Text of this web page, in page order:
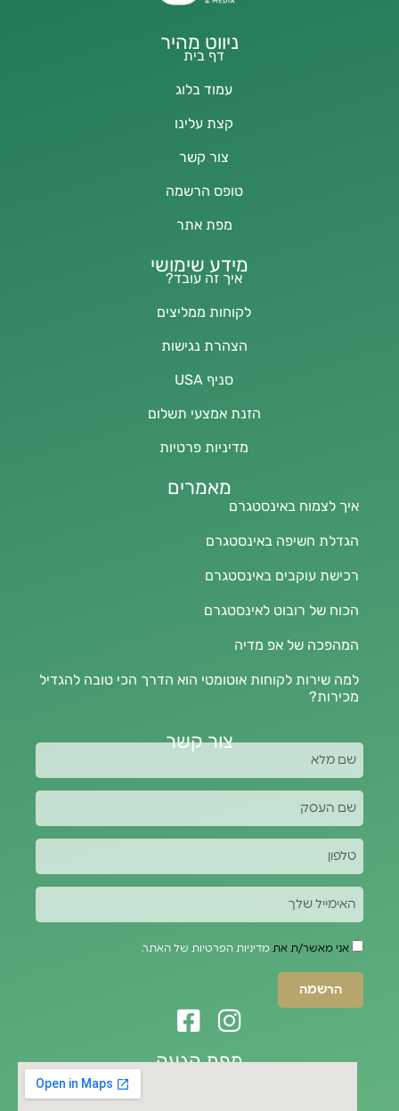
ניווט מהיר
דף בית
עמוד בלוג
קצת עלינו
צור קשר
טופס הרשמה
מפת אתר
מידע שימושי
איך זה עובד?
לקוחות ממליצים
הצהרת נגישות
סניף USA
הזנת אמצעי תשלום
מדיניות פרטיות
מאמרים
איך לצמוח באינסטגרם
הגדלת חשיפה באינסטגרם
רכישת עוקבים באינסטגרם
הכוח של רובוט לאינסטגרם
המהפכה של אפ מדיה
למה שירות לקוחות אוטומטי הוא הדרך הכי טובה להגדיל
מכירות?
צור קשר
אני מאשר/ת את מדיניות הפרטיות של האתר.
הרשמה
מפת הגעה